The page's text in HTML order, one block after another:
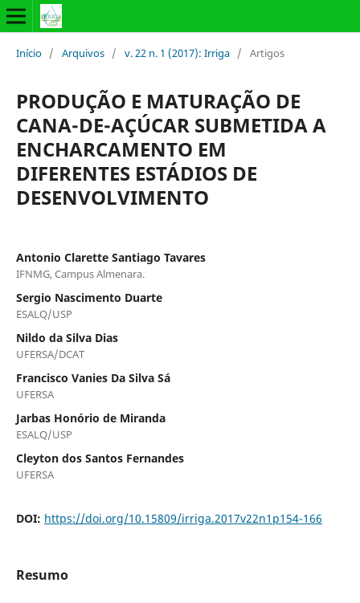
Início / Arquivos / v. 22 n. 1 (2017): Irriga / Artigos
PRODUÇÃO E MATURAÇÃO DE
CANA-DE-AÇÚCAR SUBMETIDA A
ENCHARCAMENTO EM
DIFERENTES ESTÁDIOS DE
DESENVOLVIMENTO
Antonio Clarette Santiago Tavares
IFNMG, Campus Almenara.
Sergio Nascimento Duarte
ESALQ/USP
Nildo da Silva Dias
UFERSA/DCAT
Francisco Vanies Da Silva Sá
UFERSA
Jarbas Honório de Miranda
ESALQ/USP
Cleyton dos Santos Fernandes
UFERSA
DOI: https://doi.org/10.15809/irriga.2017v22n1p154-166
Resumo